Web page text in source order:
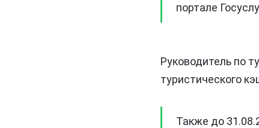
портале
Руководитель по
туристического
Также до